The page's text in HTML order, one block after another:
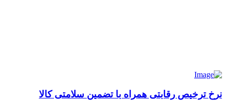
نرخ ترخیص رقابتی همراه با تضمین سلامتی کالا